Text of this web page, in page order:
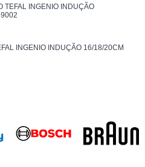
TEFAL INGENIO INDUÇÃO
INGENIO INDUÇÃO 16/18/20CM